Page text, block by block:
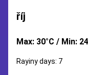
říj
Max: 30°C / Min:
Rayiny days: 7